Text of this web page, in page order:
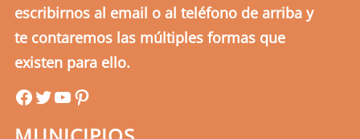
escribirnos al email o al teléfono de arriba y
te contaremos las múltiples formas que
existen para ello.
uribefmuribefmYouTube Pinterest